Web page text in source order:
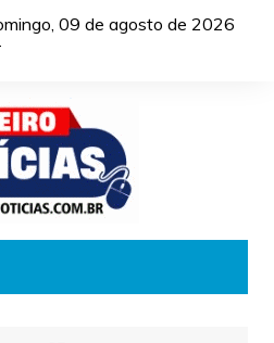
09 de agosto de 2026